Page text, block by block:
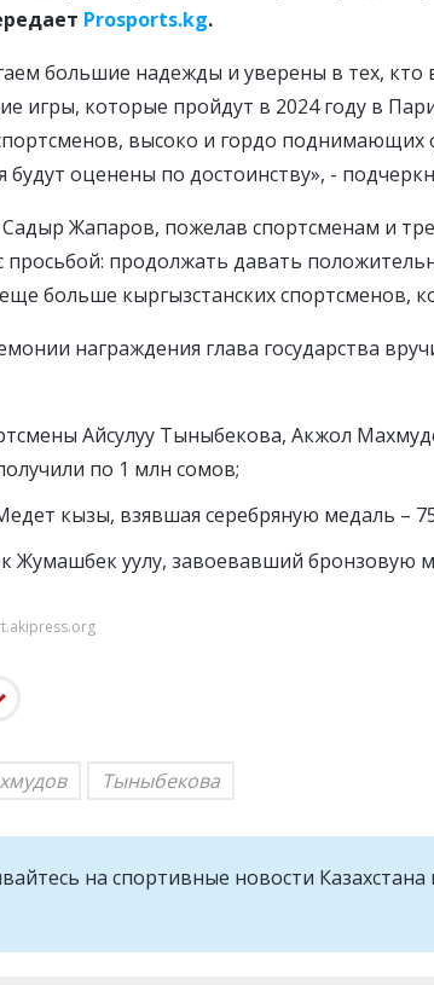
Prosports.kg.
большие надежды и уверены в тех, кто
игры, которые пройдут в 2024 году в
высоко и гордо поднимающих
будут оценены по достоинству», -
Жапаров, пожелав спортсменам и
просьбой: продолжать давать
больше кыргызстанских спортсменов,
награждения глава государства
Айсулуу Тыныбекова, Акжол
по 1 млн сомов;
кызы, взявшая серебряную медаль –
Жумашбек уулу, завоевавший бронзовую
Тыныбекова
на cпортивные новости Казахстана